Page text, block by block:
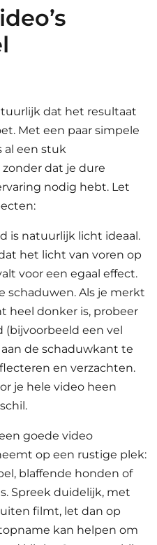
dat het resultaat
Met een paar simpele
al een stuk
dat je dure
nodig hebt. Let
is natuurlijk licht ideaal.
het licht van voren op
voor een egaal effect.
schaduwen. Als je merkt
heel donker is, probeer
een vel
de schaduwkant te
en verzachten.
je hele video heen
goede video
op een rustige plek:
blaffende honden of
Spreek duidelijk, met
filmt, let dan op
kan helpen om